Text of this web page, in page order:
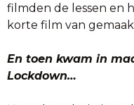
filmden de lessen en
korte film van
En toen kwam in
Lockdown…